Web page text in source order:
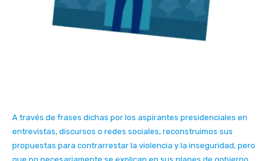
A través de frases dichas por los aspirantes presidenciales en
entrevistas, discursos o redes sociales, reconstruimos sus
propuestas para contrarrestar la violencia y la inseguridad, pero